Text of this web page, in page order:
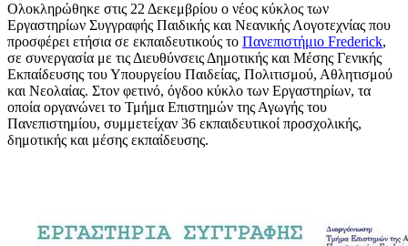
Ολοκληρώθηκε στις 22 Δεκεμβρίου ο νέος κύκλος των
Εργαστηρίων Συγγραφής Παιδικής και Νεανικής Λογοτεχνίας που
προσφέρει ετήσια σε εκπαιδευτικούς το Πανεπιστήμιο Frederick,
σε συνεργασία με τις Διευθύνσεις Δημοτικής και Μέσης Γενικής
Εκπαίδευσης του Υπουργείου Παιδείας, Πολιτισμού, Αθλητισμού
και Νεολαίας. Στον φετινό, όγδοο κύκλο των Εργαστηρίων, τα
οποία οργανώνει το Τμήμα Επιστημών της Αγωγής του
Πανεπιστημίου, συμμετείχαν 36 εκπαιδευτικοί προσχολικής,
δημοτικής και μέσης εκπαίδευσης.